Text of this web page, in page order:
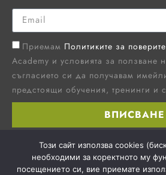
Приемам Политиките за
Academy и условията за ползване
съгласието си да получавам
предстоящи обучения, тренинги и
ВПИСВАНЕ
© Ask Urban Academy,
запазенни.
Този сайт използва cookies
необходими за коректното му
посещението си, вие приемате